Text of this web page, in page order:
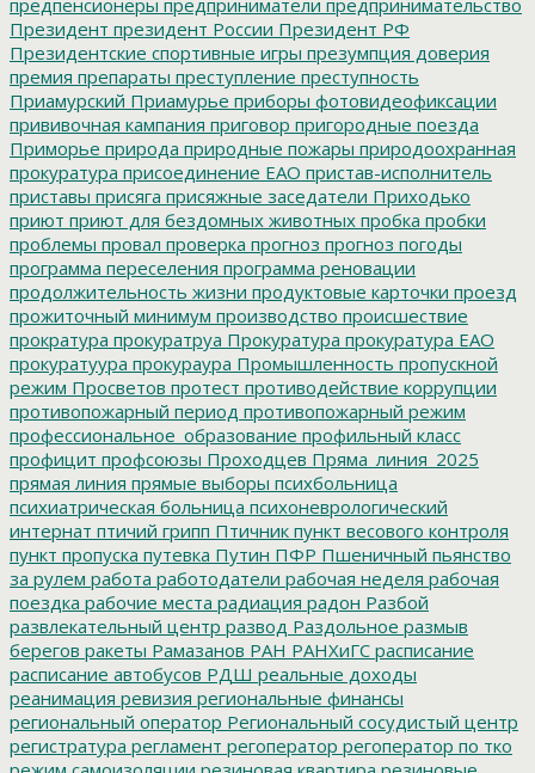
Президент президент России Президент РФ
Президентские спортивные игры презумпция доверия
премия препараты преступление преступность
Приамурский Приамурье приборы фотовидеофиксации
прививочная кампания приговор пригородные поезда
Приморье природа природные пожары природоохранная
прокуратура присоединение ЕАО пристав-исполнитель
приставы присяга присяжные заседатели Приходько
приют приют для бездомных животных пробка пробки
проблемы провал проверка прогноз прогноз погоды
программа переселения программа реновации
продолжительность жизни продуктовые карточки проезд
прожиточный минимум производство происшествие
прократура прокуратруа Прокуратура прокуратура ЕАО
прокуратуура прокураура Промышленность пропускной
режим Просветов протест противодействие коррупции
противопожарный период противопожарный режим
профессиональное_образование профильный класс
профицит профсоюзы Проходцев Пряма_линия_2025
прямая линия прямые выборы психбольница
психиатрическая больница психоневрологический
интернат птичий грипп Птичник пункт весового контроля
пункт пропуска путевка Путин ПФР Пшеничный пьянство
за рулем работа работодатели рабочая неделя рабочая
поездка рабочие места радиация радон Разбой
развлекательный центр развод Раздольное размыв
берегов ракеты Рамазанов РАН РАНХиГС расписание
расписание автобусов РДШ реальные доходы
реанимация ревизия региональные финансы
региональный оператор Региональный сосудистый центр
регистратура регламент регоператор регоператор по тко